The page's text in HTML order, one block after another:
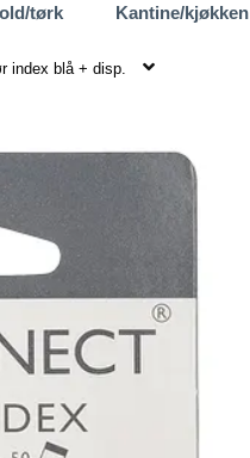
tørk Kantine/kjøkken
index blå + disp.